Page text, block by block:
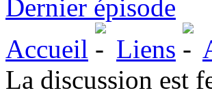
Dernier épisode
Accueil
Liens
La discussion est